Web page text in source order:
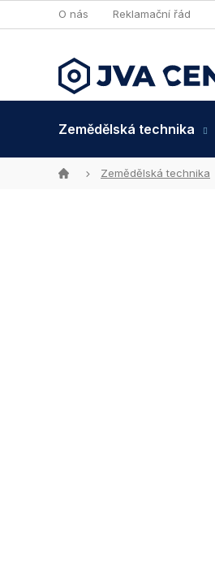
na
O nás Reklamační řád
Zemědělská technika
DomůZemědělská technika